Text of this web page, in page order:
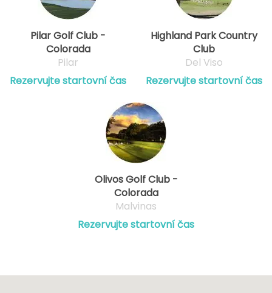
Pilar Golf Club -
Colorada
Pilar
Rezervujte startovní čas
Highland Park Country
Club
Del Viso
Rezervujte startovní čas
Olivos Golf Club -
Colorada
Malvinas
Rezervujte startovní čas